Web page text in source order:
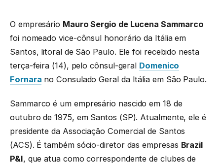
O empresário Mauro Sergio de Lucena Sammarco
foi nomeado vice-cônsul honorário da Itália em
Santos, litoral de São Paulo. Ele foi recebido nesta
terça-feira (14), pelo cônsul-geral Domenico
Fornara no Consulado Geral da Itália em São Paulo.
Sammarco é um empresário nascido em 18 de
outubro de 1975, em Santos (SP). Atualmente, ele é
presidente da Associação Comercial de Santos
(ACS). É também sócio-diretor das empresas Brazil
P&I, que atua como correspondente de clubes de